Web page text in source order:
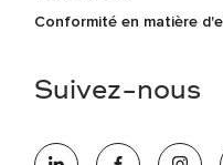
Conformité en matière
Suivez-nous